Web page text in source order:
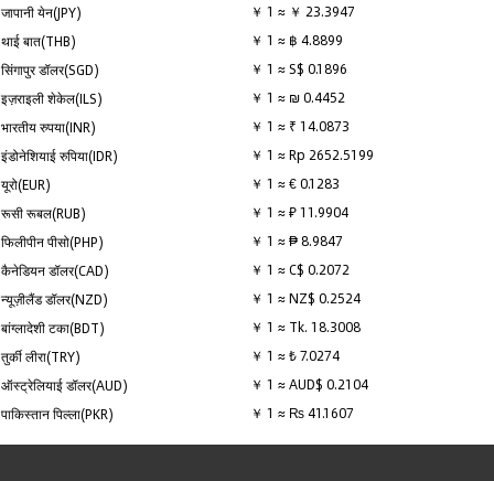
जापानी येन(JPY)
￥ 1 ≈ ￥ 23.3947
थाई बात(THB)
￥ 1 ≈ ฿ 4.8899
सिंगापुर डॉलर(SGD)
￥ 1 ≈ S$ 0.1896
इज़राइली शेकेल(ILS)
￥ 1 ≈ ₪ 0.4452
भारतीय रुपया(INR)
￥ 1 ≈ ₹ 14.0873
इंडोनेशियाई रुपिया(IDR)
￥ 1 ≈ Rp 2652.5199
यूरो(EUR)
￥ 1 ≈ € 0.1283
रूसी रूबल(RUB)
￥ 1 ≈ ₽ 11.9904
फिलीपीन पीसो(PHP)
￥ 1 ≈ ₱ 8.9847
कैनेडियन डॉलर(CAD)
￥ 1 ≈ C$ 0.2072
न्यूज़ीलैंड डॉलर(NZD)
￥ 1 ≈ NZ$ 0.2524
बांग्लादेशी टका(BDT)
￥ 1 ≈ Tk. 18.3008
तुर्की लीरा(TRY)
￥ 1 ≈ ₺ 7.0274
ऑस्ट्रेलियाई डॉलर(AUD)
￥ 1 ≈ AUD$ 0.2104
पाकिस्तान पिल्ला(PKR)
￥ 1 ≈ ₨ 41.1607